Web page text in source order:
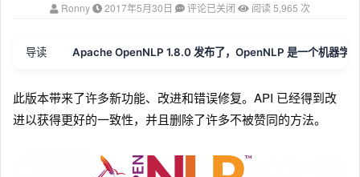
v
a
Ronny 2017年5月30日 评论已关闭 阅读 5,965 次
导读 Apache OpenNLP 1.8.0 发布了，OpenNLP 是一个机器学
此版本带来了许多新功能、改进和错误修复。API 已经得到改
进以获得更好的一致性，并且删除了许多不被赞同的方法。